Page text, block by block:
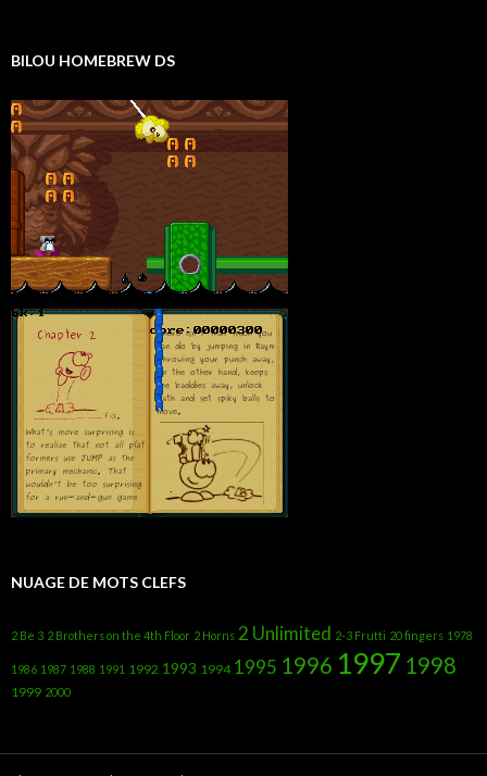
BILOU HOMEBREW DS
NUAGE DE MOTS CLEFS
2 Be 3 2 Brothers on the 4th Floor 2 Horns 2 Unlimited 2-3 Frutti 20 fingers 1978
1986 1987 1988 1991 1992 1993 1994 1995 1996 1997 1998
1999 2000